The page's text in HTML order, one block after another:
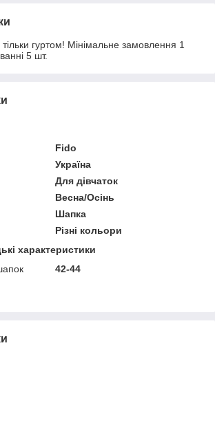
гуртом! Мінімальне замовлення 1
5 шт.
Fido
Україна
Для дівчаток
Весна/Осінь
Шапка
Різні кольори
характеристики
42-44